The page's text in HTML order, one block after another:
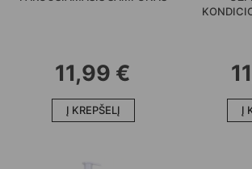
11,99 €
Į KREPŠELĮ Į